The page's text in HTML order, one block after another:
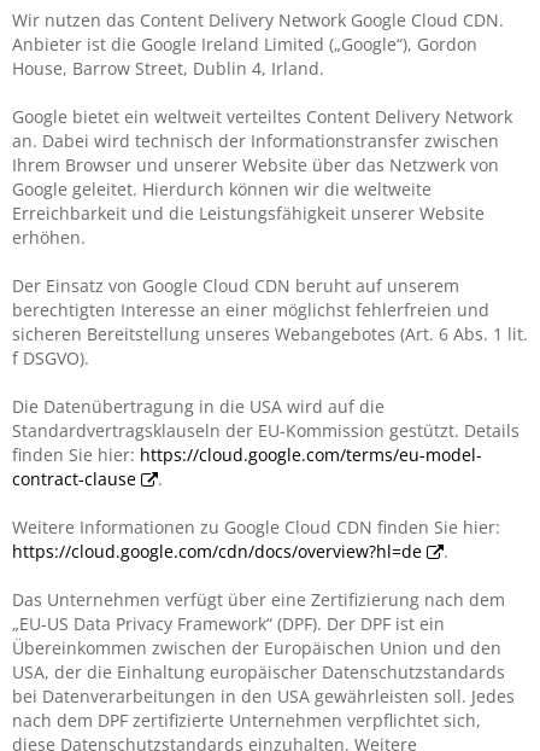
Wir nutzen das Content Delivery Network Google Cloud CDN.
Anbieter ist die Google Ireland Limited („Google“), Gordon
House, Barrow Street, Dublin 4, Irland.
Google bietet ein weltweit verteiltes Content Delivery Network
an. Dabei wird technisch der Informationstransfer zwischen
Ihrem Browser und unserer Website über das Netzwerk von
Google geleitet. Hierdurch können wir die weltweite
Erreichbarkeit und die Leistungsfähigkeit unserer Website
erhöhen.
Der Einsatz von Google Cloud CDN beruht auf unserem
berechtigten Interesse an einer möglichst fehlerfreien und
sicheren Bereitstellung unseres Webangebotes (Art. 6 Abs. 1 lit.
f DSGVO).
Die Datenübertragung in die USA wird auf die
Standardvertragsklauseln der EU-Kommission gestützt. Details
finden Sie hier: https://cloud.google.com/terms/eu-model-
contract-clause
.
Weitere Informationen zu Google Cloud CDN finden Sie hier:
https://cloud.google.com/cdn/docs/overview?hl=de
.
Das Unternehmen verfügt über eine Zertifizierung nach dem
„EU-US Data Privacy Framework“ (DPF). Der DPF ist ein
Übereinkommen zwischen der Europäischen Union und den
USA, der die Einhaltung europäischer Datenschutzstandards
bei Datenverarbeitungen in den USA gewährleisten soll. Jedes
nach dem DPF zertifizierte Unternehmen verpflichtet sich,
diese Datenschutzstandards einzuhalten. Weitere